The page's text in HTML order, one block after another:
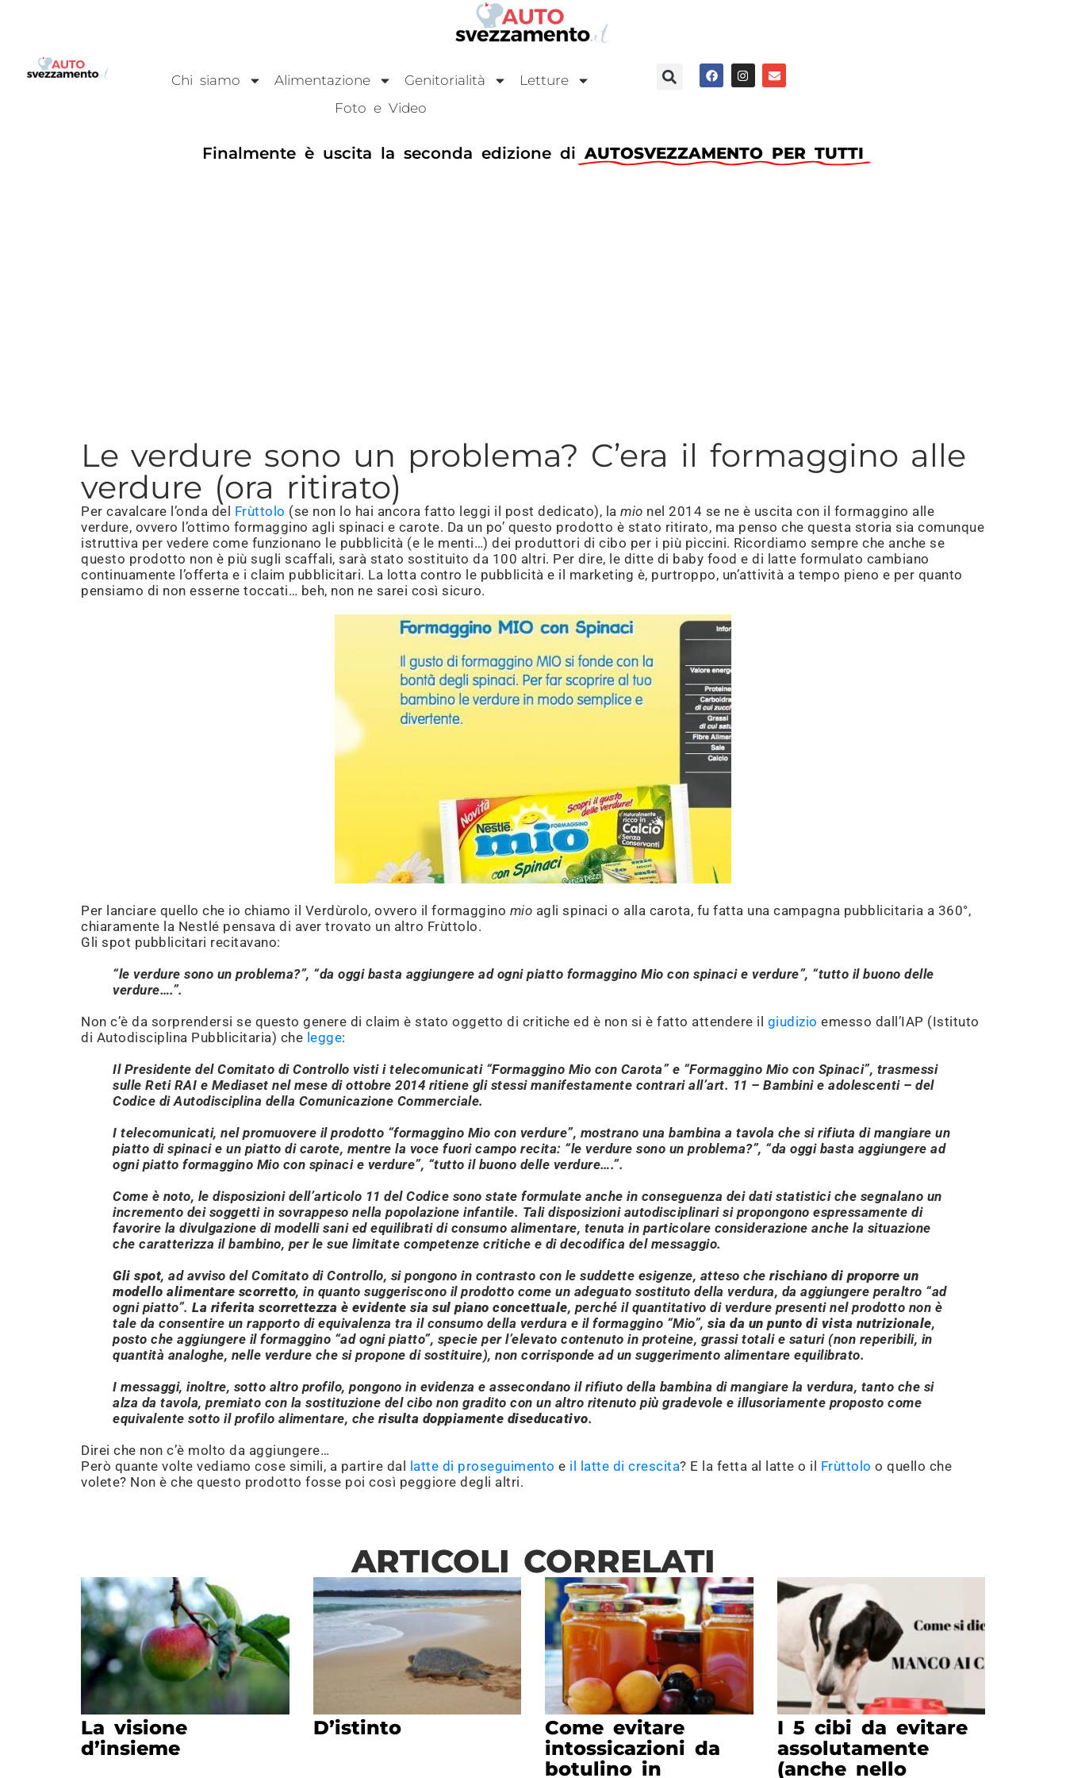
Chi siamo Alimentazione Genitorialità
Letture
Foto e Video
Finalmente è uscita la seconda edizione di AUTOSVEZZAMENTO PER TUTTI
Le verdure sono un problema? C’era il formaggino alle
verdure (ora ritirato)
Per cavalcare l’onda del Frùttolo (se non lo hai ancora fatto leggi il post dedicato), la mio nel 2014 se ne è uscita con il formaggino alle
verdure, ovvero l’ottimo formaggino agli spinaci e carote. Da un po’ questo prodotto è stato ritirato, ma penso che questa storia sia comunque
istruttiva per vedere come funzionano le pubblicità (e le menti…) dei produttori di cibo per i più piccini. Ricordiamo sempre che anche se
questo prodotto non è più sugli scaffali, sarà stato sostituito da 100 altri. Per dire, le ditte di baby food e di latte formulato cambiano
continuamente l’offerta e i claim pubblicitari. La lotta contro le pubblicità e il marketing è, purtroppo, un’attività a tempo pieno e per quanto
pensiamo di non esserne toccati… beh, non ne sarei così sicuro.
Per lanciare quello che io chiamo il Verdùrolo, ovvero il formaggino mio agli spinaci o alla carota, fu fatta una campagna pubblicitaria a 360°,
chiaramente la Nestlé pensava di aver trovato un altro Frùttolo.
Gli spot pubblicitari recitavano:
“le verdure sono un problema?”, “da oggi basta aggiungere ad ogni piatto formaggino Mio con spinaci e verdure”, “tutto il buono delle
verdure….”.
Non c’è da sorprendersi se questo genere di claim è stato oggetto di critiche ed è non si è fatto attendere il giudizio emesso dall’IAP (Istituto
di Autodisciplina Pubblicitaria) che legge:
Il Presidente del Comitato di Controllo visti i telecomunicati “Formaggino Mio con Carota”e “Formaggino Mio con Spinaci”, trasmessi
sulle Reti RAI e Mediaset nel mese di ottobre 2014 ritiene gli stessi manifestamente contrari all’art. 11 – Bambini e adolescenti– del
Codice di Autodisciplina della Comunicazione Commerciale.
I telecomunicati, nel promuovere il prodotto “formaggino Mio con verdure”, mostrano una bambina a tavola che si rifiuta di mangiare un
piatto di spinaci e un piatto di carote, mentre la voce fuori campo recita: “le verdure sono un problema?”, “da oggi basta aggiungere ad
ogni piatto formaggino Mio con spinaci e verdure”, “tutto il buono delle verdure….”.
Come è noto, le disposizioni dell’articolo 11 del Codice sono state formulate anche in conseguenza dei dati statistici che segnalano un
incremento dei soggetti in sovrappeso nella popolazione infantile. Tali disposizioni autodisciplinari si propongono espressamente di
favorire la divulgazione di modelli sani ed equilibrati di consumo alimentare, tenuta in particolare considerazione anche la situazione
che caratterizza il bambino, per le sue limitate competenze critiche e di decodifica del messaggio.
Gli spot, ad avviso del Comitato di Controllo, si pongono in contrasto con le suddette esigenze, atteso che rischiano di proporre un
modello alimentare scorretto, in quanto suggeriscono il prodotto come un adeguato sostituto della verdura, da aggiungere peraltro “ad
ogni piatto”. La riferita scorrettezza è evidente sia sul piano concettuale, perché il quantitativo di verdure presenti nel prodotto non è
tale da consentire un rapporto di equivalenza tra il consumo della verdura e il formaggino “Mio”, sia da un punto di vista nutrizionale,
posto che aggiungere il formaggino “ad ogni piatto”, specie per l’elevato contenuto in proteine, grassi totali e saturi (non reperibili, in
quantità analoghe, nelle verdure che si propone di sostituire), non corrisponde ad un suggerimento alimentare equilibrato.
I messaggi, inoltre, sotto altro profilo, pongono in evidenza e assecondano il rifiuto della bambina di mangiare la verdura, tanto che si
alza da tavola, premiato con la sostituzione del cibo non gradito con un altro ritenuto più gradevole e illusoriamente proposto come
equivalente sotto il profilo alimentare, che risulta doppiamente diseducativo.
Direi che non c’è molto da aggiungere…
Però quante volte vediamo cose simili, a partire dal
latte di proseguimento e il latte di crescita? E la fetta al latte o il Frùttolo o quello che
volete? Non è che questo prodotto fosse poi così peggiore degli altri.
ARTICOLI CORRELATI
La visione
d’insieme
D’istinto
Come evitare
intossicazioni da
botulino in
I 5 cibi da evitare
assolutamente
(anche nello